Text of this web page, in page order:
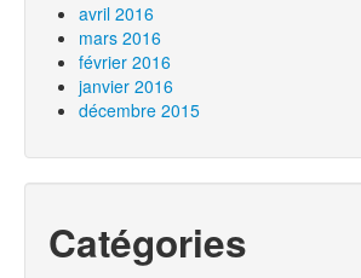
avril 2016
mars 2016
février 2016
janvier 2016
décembre 2015
Catégories